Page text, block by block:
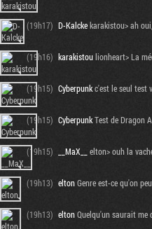
(19h17) D-Kalckekarakistou> ah
(19h16) karakistoulionheart> La
(19h15) Cyberpunkc'est le seul test
(19h15) CyberpunkTest de Dragon
(19h15) __MaX__ elton> ouh la
(19h13) eltonGenre est-ce qu'on
(19h13) eltonQuelqu'un saurait me